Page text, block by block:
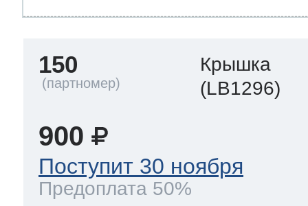
150
Крышка
(LB1296)
900
Поступит 30 ноября
Предоплата 50%